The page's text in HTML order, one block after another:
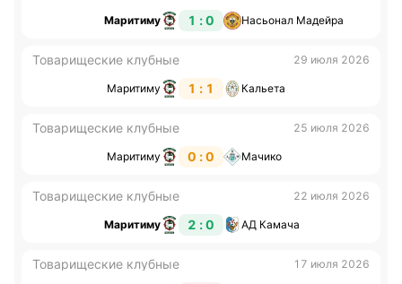
Маритиму 1 : 0 Насьонал Мадейра
Товарищеские клубные 29 июля 2026
Маритиму 1 : 1 Кальета
Товарищеские клубные 25 июля 2026
Маритиму 0 : 0 Мачико
Товарищеские клубные 22 июля 2026
Маритиму 2 : 0 АД Камача
Товарищеские клубные 17 июля 2026